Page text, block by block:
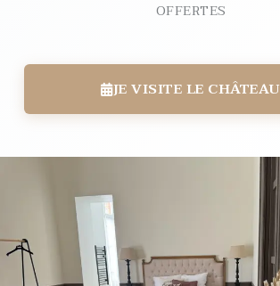
OFFERTES
JE VISITE LE CHÂTEAU